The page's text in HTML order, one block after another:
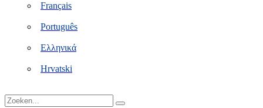
Français
Português
Ελληνικά
Hrvatski
Zoeken...